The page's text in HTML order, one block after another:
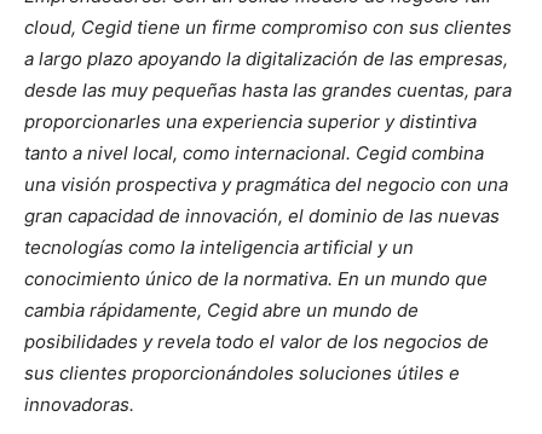
cloud, Cegid tiene un firme compromiso con sus clientes
a largo plazo apoyando la digitalización de las empresas,
desde las muy pequeñas hasta las grandes cuentas, para
proporcionarles una experiencia superior y distintiva
tanto a nivel local, como internacional. Cegid combina
una visión prospectiva y pragmática del negocio con una
gran capacidad de innovación, el dominio de las nuevas
tecnologías como la inteligencia artificial y un
conocimiento único de la normativa. En un mundo que
cambia rápidamente, Cegid abre un mundo de
posibilidades y revela todo el valor de los negocios de
sus clientes proporcionándoles soluciones útiles e
innovadoras.